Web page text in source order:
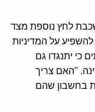
שכבת לחץ נוספת מצד
להשפיע על המדיניות
כי יתנגדו גם
"האם צריך
בחשבון שהם